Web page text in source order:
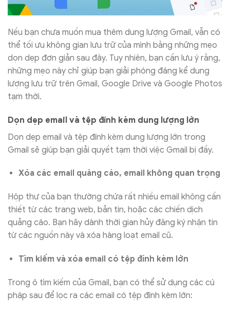
Nếu bạn chưa muốn mua thêm dung lượng Gmail, vẫn có
thể tối ưu không gian lưu trữ của mình bằng những mẹo
dọn dẹp đơn giản sau đây. Tuy nhiên, bạn cần lưu ý rằng,
những mẹo này chỉ giúp bạn giải phóng đáng kể dung
lượng lưu trữ trên Gmail, Google Drive và Google Photos
tạm thời.
Dọn dẹp email và tệp đính kèm dung lượng lớn
Dọn dẹp email và tệp đính kèm dung lượng lớn trong
Gmail sẽ giúp bạn giải quyết tạm thời việc Gmail bị đầy.
Xóa các email quảng cáo, email không quan trọng
Hộp thư của bạn thường chứa rất nhiều email không cần
thiết từ các trang web, bản tin, hoặc các chiến dịch
quảng cáo. Bạn hãy dành thời gian hủy đăng ký nhận tin
từ các nguồn này và xóa hàng loạt email cũ.
Tìm kiếm và xóa email có tệp đính kèm lớn
Trong ô tìm kiếm của Gmail, bạn có thể sử dụng các cú
pháp sau để lọc ra các email có tệp đính kèm lớn: